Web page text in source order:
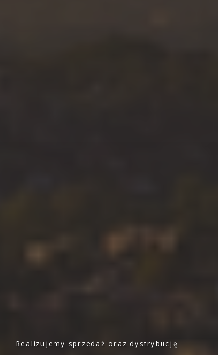
Realizujemy sprzedaż oraz dystrybucję